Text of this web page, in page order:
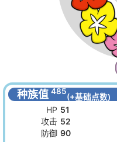
种族值 485
(+基础点数)
HP 51
攻击 52
防御 90